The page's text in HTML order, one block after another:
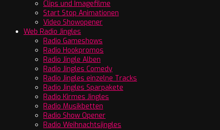
Clips und Imagefilme
Start Stop Animationen
Video Showopener
Web Radio Jingles
Radio Gameshows
Radio Hookpromos
Radio Jingle Alben
Radio Jingles Comedy
Radio Jingles einzelne Tracks
Radio Jingles Sparpakete
Radio Kirmes Jingles
Radio Musikbetten
Radio Show Opener
Radio Weihnachtsjingles